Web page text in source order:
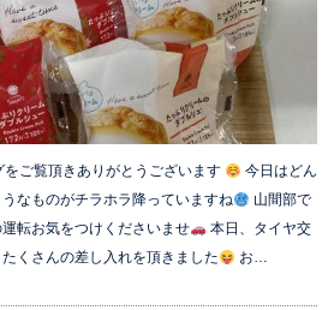
ご覧頂きありがとうございます
今日はどん
なものがチラホラ降っていますね
山間部で
転お気をつけくださいませ
本日、タイヤ交
くさんの差し入れを頂きました
お…